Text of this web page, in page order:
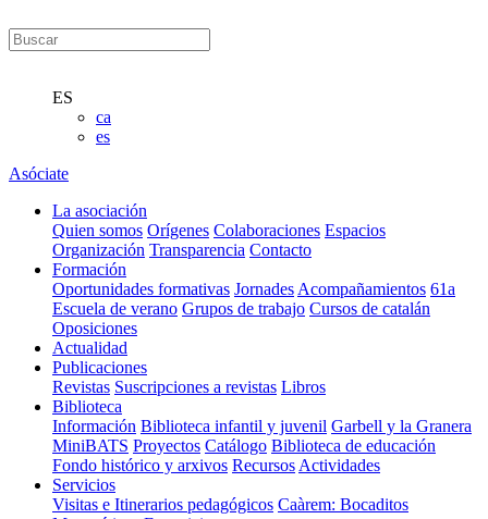
ES
ca
es
Asóciate
La asociación
Quien somos Orígenes Colaboraciones Espacios
Organización Transparencia Contacto
Formación
Oportunidades formativas Jornades Acompañamientos 61a
Escuela de verano Grupos de trabajo Cursos de catalán
Oposiciones
Actualidad
Publicaciones
Revistas Suscripciones a revistas Libros
Biblioteca
Información Biblioteca infantil y juvenil Garbell y la Granera
MiniBATS Proyectos Catálogo Biblioteca de educación
Fondo histórico y arxivos Recursos Actividades
Servicios
Visitas e Itinerarios pedagógicos Caàrem: Bocaditos